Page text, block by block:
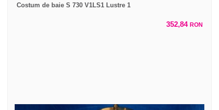
Costum de baie S 730 V1LS1 Lustre 1
352,84 RON